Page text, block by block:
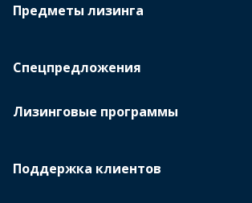
Предметы лизинга
Спецпредложения
Лизинговые программы
Поддержка клиентов